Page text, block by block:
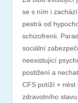
se s ním i
pestrá od
schizofrenii.
sociální
neexistující
postižení a
CFS potíží + nést
zdravotního